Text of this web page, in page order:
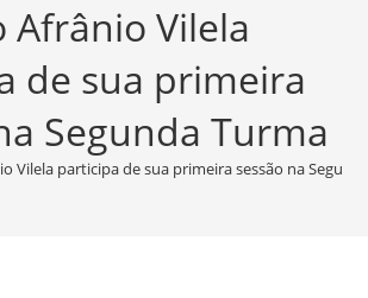
Afrânio Vilela
de sua primeira
Segunda Turma
Vilela participa de sua primeira sessão na